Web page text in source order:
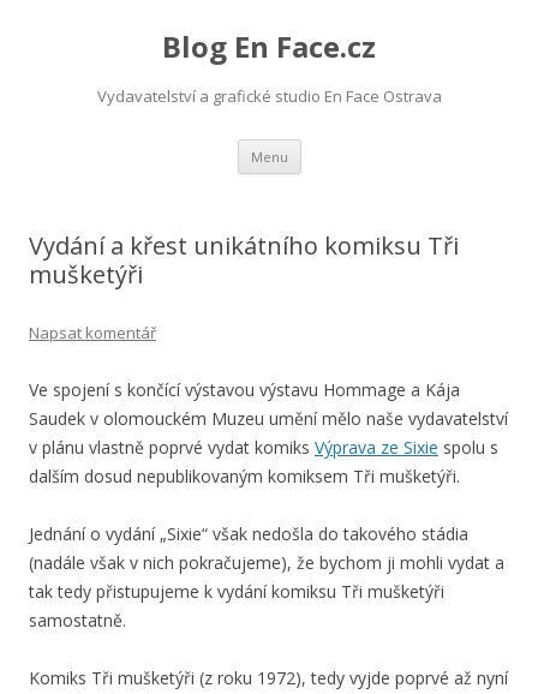
Blog En Face.cz
Vydavatelství a grafické studio En Face Ostrava
Menu Přejít k obsahu webu
Vydání a křest unikátního komiksu Tři
mušketýři
Napsat komentář
Ve spojení s končící výstavou výstavu Hommage a Kája
Saudek v olomouckém Muzeu umění mělo naše vydavatelství
v plánu vlastně poprvé vydat komiks Výprava ze Sixie spolu s
dalším dosud nepublikovaným komiksem Tři mušketýři.
Jednání o vydání „Sixie“ však nedošla do takového stádia
(nadále však v nich pokračujeme), že bychom ji mohli vydat a
tak tedy přistupujeme k vydání komiksu Tři mušketýři
samostatně.
Komiks Tři mušketýři (z roku 1972), tedy vyjde poprvé až nyní